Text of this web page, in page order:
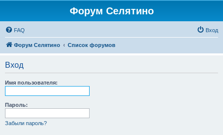
Форум Селятино
FAQ Вход
Форум Селятино Список форумов
Вход
Имя пользователя:
Пароль:
Забыли пароль?